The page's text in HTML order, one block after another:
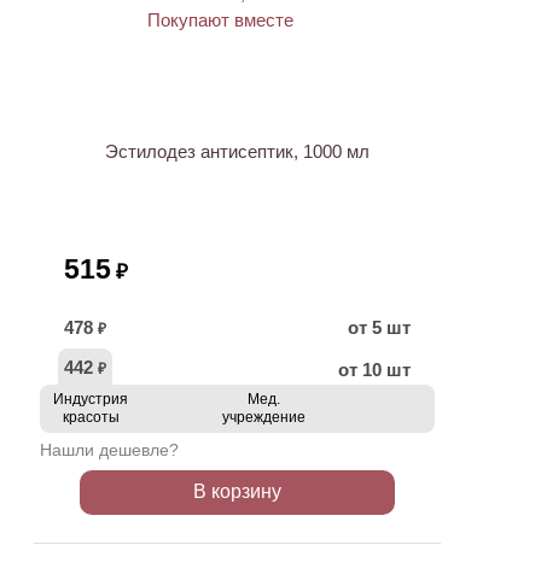
Эстилодез антисептик, 1000 мл
515 ₽
478 ₽
от 5 шт
442 ₽ от 10 шт
Индустрия
красоты
Мед.
учреждение
Нашли дешевле?
В корзину